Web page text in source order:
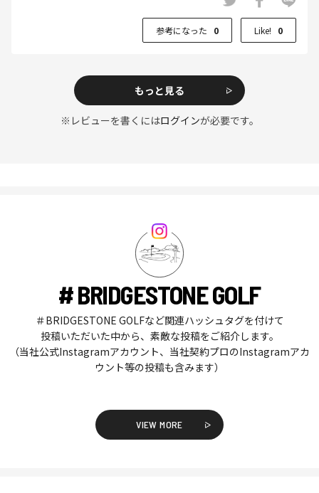
参考になった 0 Like! 0
もっと見る
※レビューを書くにはログインが必要です。
# BRIDGESTONE GOLF
＃BRIDGESTONE GOLFなど関連ハッシュタグを付けて
投稿いただいた中から、素敵な投稿をご紹介します。
（当社公式Instagramアカウント、当社契約プロのInstagramアカ
ウント等の投稿も含みます）
VIEW MORE